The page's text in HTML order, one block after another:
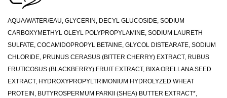
AQUA/WATER/EAU, GLYCERIN, DECYL GLUCOSIDE, SODIUM
CARBOXYMETHYL OLEYL POLYPROPYLAMINE, SODIUM LAURETH
SULFATE, COCAMIDOPROPYL BETAINE, GLYCOL DISTEARATE, SODIUM
CHLORIDE, PRUNUS CERASUS (BITTER CHERRY) EXTRACT, RUBUS
FRUTICOSUS (BLACKBERRY) FRUIT EXTRACT, BIXA ORELLANA SEED
EXTRACT, HYDROXYPROPYLTRIMONIUM HYDROLYZED WHEAT
PROTEIN, BUTYROSPERMUM PARKII (SHEA) BUTTER EXTRACT*,